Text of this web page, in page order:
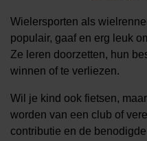
Wielersporten als
populair, gaaf en erg leuk
Ze leren doorzetten, hun
winnen of te verliezen.
Wil je kind ook fietsen,
worden van een club of
contributie en de